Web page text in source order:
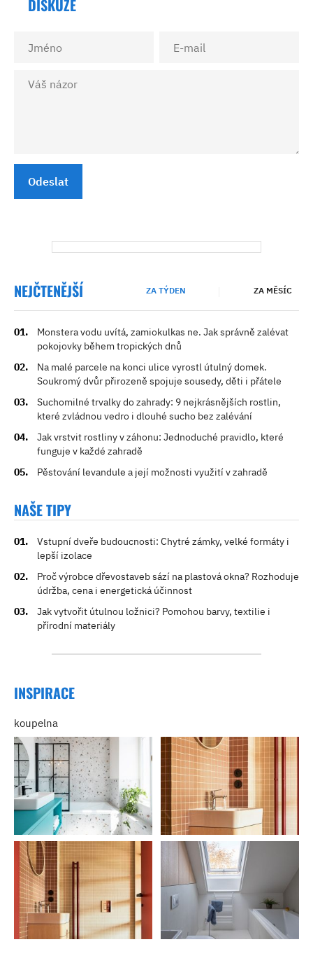
DISKUZE
Odeslat
NEJČTENĚJŠÍ ZA TÝDEN ZA MĚSÍC
Monstera vodu uvítá, zamiokulkas ne. Jak správně zalévat
pokojovky během tropických dnů
Na malé parcele na konci ulice vyrostl útulný domek.
Soukromý dvůr přirozeně spojuje sousedy, děti i přátele
Suchomilné trvalky do zahrady: 9 nejkrásnějších rostlin,
které zvládnou vedro i dlouhé sucho bez zalévání
Jak vrstvit rostliny v záhonu: Jednoduché pravidlo, které
funguje v každé zahradě
Pěstování levandule a její možnosti využití v zahradě
NAŠE TIPY
Vstupní dveře budoucnosti: Chytré zámky, velké formáty i
lepší izolace
Proč výrobce dřevostaveb sází na plastová okna? Rozhoduje
údržba, cena i energetická účinnost
Jak vytvořit útulnou ložnici? Pomohou barvy, textilie i
přírodní materiály
INSPIRACE
koupelna